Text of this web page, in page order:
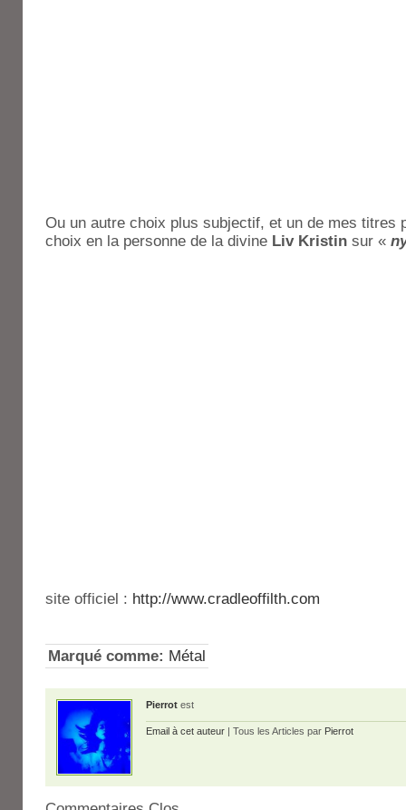
Ou un autre choix plus subjectif, et un de mes titres
choix en la personne de la divine Liv Kristin sur «
site officiel : http://www.cradleoffilth.com
Marqué comme: Métal
Pierrot est
Email à cet auteur | Tous les Articles par Pierrot